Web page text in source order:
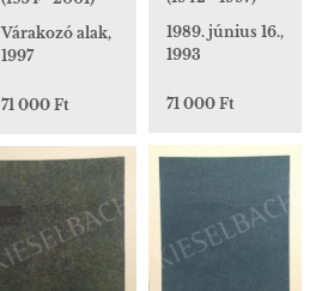
1989. június 16.,
1993
71 000 Ft
Várakozó alak,
1997
71 000 Ft